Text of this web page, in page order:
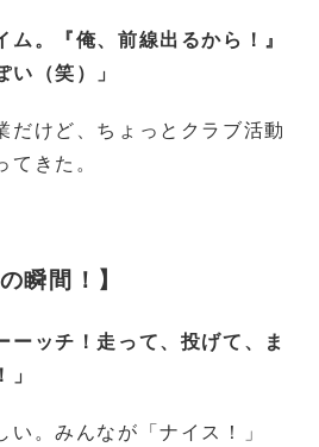
ム。『俺、前線出るから！』
（笑）」
だけど、ちょっとクラブ活動
きた。
瞬間！】
ーッチ！走って、投げて、ま
。みんなが「ナイス！」